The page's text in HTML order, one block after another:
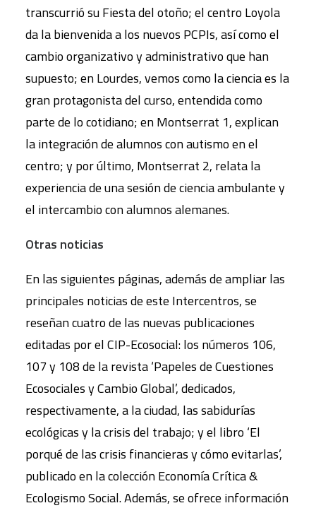
transcurrió su Fiesta del otoño; el centro Loyola
da la bienvenida a los nuevos PCPIs, así como el
cambio organizativo y administrativo que han
supuesto; en Lourdes, vemos como la ciencia es la
gran protagonista del curso, entendida como
parte de lo cotidiano; en Montserrat 1, explican
la integración de alumnos con autismo en el
centro; y por último, Montserrat 2, relata la
experiencia de una sesión de ciencia ambulante y
el intercambio con alumnos alemanes.
Otras noticias
En las siguientes páginas, además de ampliar las
principales noticias de este Intercentros, se
reseñan cuatro de las nuevas publicaciones
editadas por el CIP-Ecosocial: los números 106,
107 y 108 de la revista ‘Papeles de Cuestiones
Ecosociales y Cambio Global’, dedicados,
respectivamente, a la ciudad, las sabidurías
ecológicas y la crisis del trabajo; y el libro ‘El
porqué de las crisis financieras y cómo evitarlas’,
publicado en la colección Economía Crítica &
Ecologismo Social. Además, se ofrece información